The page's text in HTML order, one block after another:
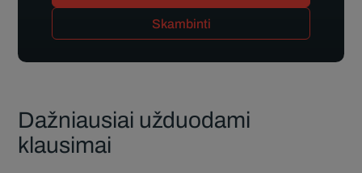
Skambinti
Dažniausiai užduodami
klausimai